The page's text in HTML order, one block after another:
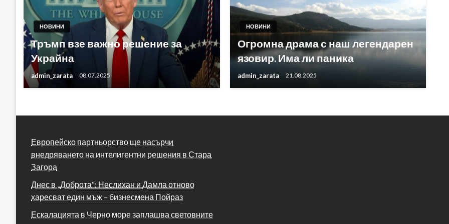
НОВИНИ
Тръмп взе важно решение за
Украйна
admin_zarata 08.07.2025
НОВИНИ
Огромна драма с наш легендарен
язовир. Има ли паника
admin_zarata 21.08.2025
Европейско партньорство ще насърчи
внедряването на интелигентни решения в Стара
Загора
Днес в „Доброта“: Неслихан и Дамла отново
харесват един мъж – бизнесмена Пойраз
Ескалацията в Черно море заплашва световните